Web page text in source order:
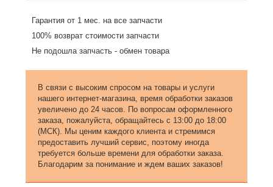
Гарантия от 1 мес. на все запчасти
100% возврат стоимости запчасти
Не подошла запчасть - обмен товара
В связи с высоким спросом на товары и услуги
нашего интернет-магазина, время обработки заказов
увеличено до 24 часов. По вопросам оформленного
заказа, пожалуйста, обращайтесь с 13:00 до 18:00
(МСК). Мы ценим каждого клиента и стремимся
предоставить лучший сервис, поэтому иногда
требуется больше времени для обработки заказа.
Благодарим за понимание и ждем ваших заказов!